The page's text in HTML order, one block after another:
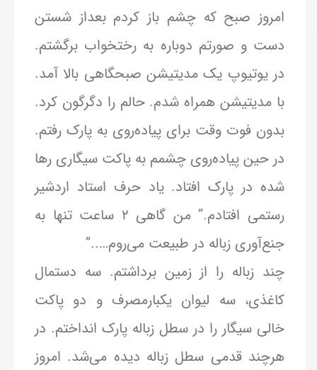
امروز صبح که چشم باز کردم بعداز شستن
دست و صورتم دوباره به رختخواب برگشتم.
در یوتیوپ یک مدیتیشن صبحگاهی بالا آمد.
با مدیتیشن همراه شدم. حالم را دگرگون کرد.
بدون فوت وقت برای پیاده‌روی به پارک رفتم.
در حین پیاده‌روی چشمم به پاکت سیگاری رها
شده در پارک افتاد. یاد حرف استاد اردشیر
رستمی افتادم.” من گاهی ۲ ساعت تنها به
جنع‌آوری زباله در طبیعت می‌روم…..”
چند زباله را از زمین برداشتم. سه دستمال
کاغذی، سه لیوان یکبارمصرف و دو پاکت
خالی سیگار را در سطل زباله پارک انداختم. در
هرچند قدمی سطل زباله دیده می‌شد. امروز